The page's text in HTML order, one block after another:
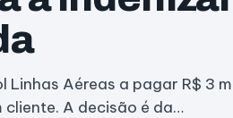
Aéreas a pagar R$ 3
A decisão é da…